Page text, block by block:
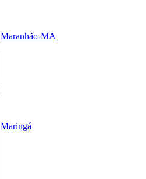
Maranhão-MA
Maringá